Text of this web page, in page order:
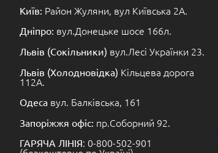
Київ: Район Жуляни, вул Київська 2А.
Дніпро: вул.Донецьке шосе 166л.
Львів (Сокільники) вул.Лесі Українки 23.
Львів (Холодновідка) Кільцева дорога
112А.
Одеса вул. Балківська, 161
Запоріжжя офіс: пр.Соборний 92.
ГАРЯЧА ЛІНІЯ: 0-800-502-901